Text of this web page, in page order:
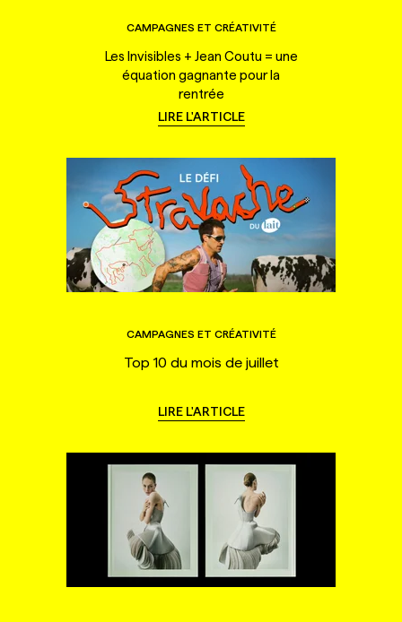
CAMPAGNES ET CRÉATIVITÉ
Les Invisibles + Jean Coutu = une
équation gagnante pour la
rentrée
LIRE L'ARTICLE
CAMPAGNES ET CRÉATIVITÉ
Top 10 du mois de juillet
LIRE L'ARTICLE